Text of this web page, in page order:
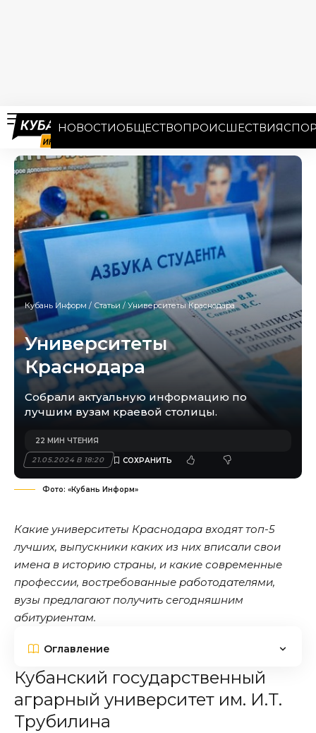
НОВОСТИОБЩЕСТВОПРОИСШЕСТВИЯ
Кубань Информ / Статьи /Университеты Краснодара
Университеты
Краснодара
Собрали актуальную информацию по
лучшим вузам краевой столицы.
21.05.2024 В 18:20
22 МИН ЧТЕНИЯ
Фото: «Кубань Информ»
Какие университеты Краснодара входят топ-5
лучших, выпускники каких из них вписали свои
имена в историю страны, и какие современные
профессии, востребованные работодателями,
вузы предлагают получить сегодняшним
абитуриентам.
Оглавление
Кубанский государственный
аграрный университет им. И.Т.
Трубилина